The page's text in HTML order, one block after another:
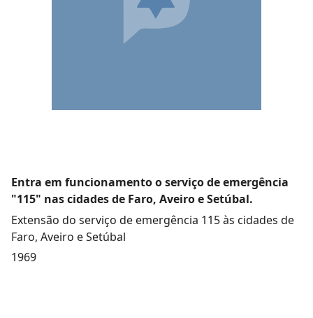
Entra em funcionamento o serviço de emergência
"115" nas cidades de Faro, Aveiro e Setúbal.
Extensão do serviço de emergência 115 às cidades de
Faro, Aveiro e Setúbal
1969